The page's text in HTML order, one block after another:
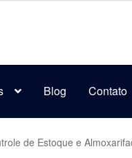
Blog Contato
de Estoque e